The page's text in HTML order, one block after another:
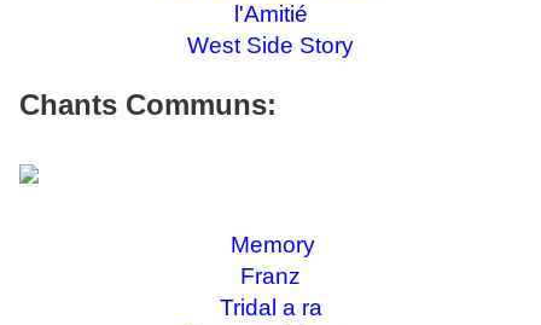
l'Amitié
West Side Story
Chants Communs:
Memory
Franz
Tridal a ra